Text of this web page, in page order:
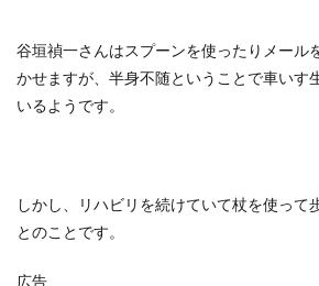
谷垣禎一さんはスプーンを使ったりメール
かせますが、半身不随ということで車いす
いるようです。
しかし、リハビリを続けていて杖を使って
とのことです。
広告